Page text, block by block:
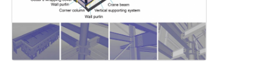
magazzino con struttura in acciaio
Edifici commerciali in acciaio